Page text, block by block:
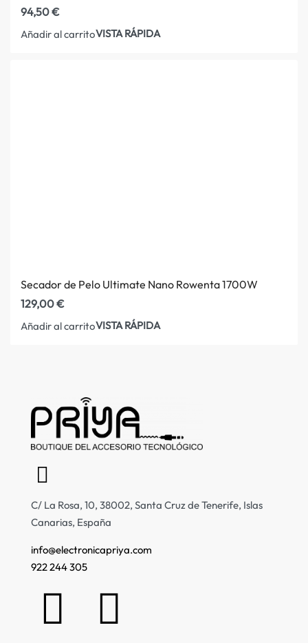
94,50€
Añadir al carritoVISTA RÁPIDA
Secador de Pelo Ultimate Nano Rowenta 1700W
129,00€
Añadir al carritoVISTA RÁPIDA
C/ La Rosa, 10, 38002, Santa Cruz de Tenerife, Islas
Canarias, España
info@electronicapriya.com
922 244 305